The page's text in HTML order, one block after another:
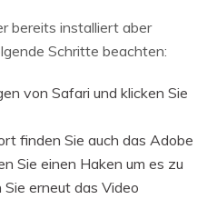
bereits installiert aber
Schritte beachten:
von Safari und klicken Sie
finden Sie auch das Adobe
Sie einen Haken um es zu
erneut das Video